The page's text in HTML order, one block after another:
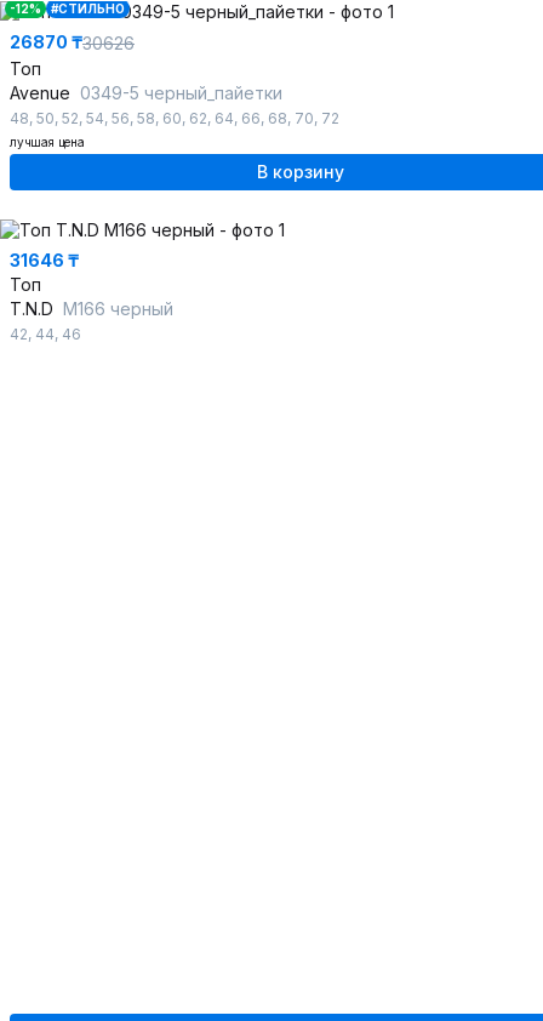
-12% #СТИЛЬНО
26870 ₸30626
Топ
Avenue 0349-5 черный_пайетки
48, 50, 52, 54, 56, 58, 60, 62, 64, 66, 68, 70, 72
лучшая цена
В корзину
31646 ₸
Топ
T.N.D М166 черный
42, 44, 46